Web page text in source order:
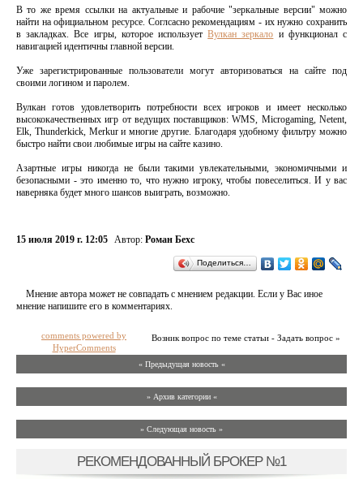
В то же время ссылки на актуальные и рабочие "зеркальные версии" можно
найти на официальном ресурсе. Соглсасно рекомендациям - их нужно сохранить
в закладках. Все игры, которое используетВулкан зеркало и функционал с
навигацией идентичны главной версии.
Уже зарегистрированные пользователи могут авторизоваться на сайте под
своими логином и паролем.
Вулкан готов удовлетворить потребности всех игроков и имеет несколько
высококачественных игр от ведущих поставщиков: WMS, Microgaming, Netent,
Elk, Thunderkick, Merkur и многие другие. Благодаря удобному фильтру можно
быстро найти свои любимые игры на сайте казино.
Азартные игры никогда не были такими увлекательными, экономичными и
безопасными - это именно то, что нужно игроку, чтобы повеселиться. И у вас
наверняка будет много шансов выиграть, возможно.
15 июля 2019 г. 12:05 Автор: Роман Бехс
Поделиться…
Мнение автора может не совпадать с мнением редакции. Если у Вас иное
мнение напишите его в комментариях.
Возник вопрос по теме статьи - Задать вопрос »
comments powered by
HyperComments
« Предыдущая новость «
» Архив категории «
» Следующая новость »
РЕКОМЕНДОВАННЫЙ БРОКЕР №1